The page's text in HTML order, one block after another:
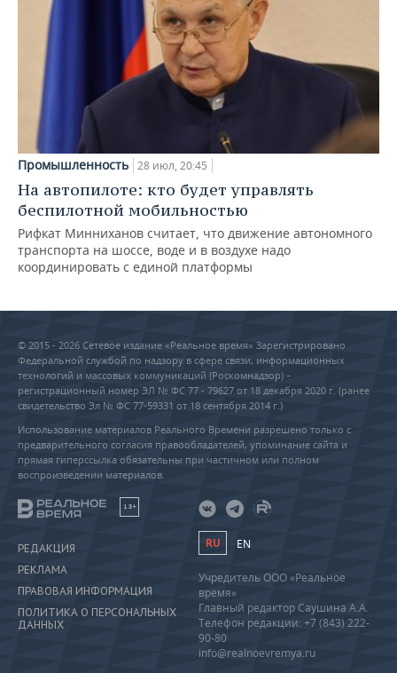
Промышленность 28 июл, 20:45
На автопилоте: кто будет управлять
беспилотной мобильностью
Рифкат Минниханов считает, что движение автономного
транспорта на шоссе, воде и в воздухе надо
координировать с единой платформы
© 2015 - 2026 Сетевое издание «Реальное время» Зарегистрировано
Федеральной службой по надзору в сфере связи, информационных
технологий и массовых коммуникаций (Роскомнадзор) –
регистрационный номер ЭЛ № ФС 77 - 79627 от 18 декабря 2020 г. (ранее
свидетельство Эл № ФС 77-59331 от 18 сентября 2014 г.)
Использование материалов Реального Времени разрешено только с
предварительного согласия правообладателей, упоминание сайта и
прямая гиперссылка обязательны при частичном или полном
воспроизведении материалов.
18+
РЕДАКЦИЯ
РЕКЛАМА
ПРАВОВАЯ ИНФОРМАЦИЯ
ПОЛИТИКА О ПЕРСОНАЛЬНЫХ
ДАННЫХ
RU EN
Учредитель ООО «Реальное
время»
Главный редактор Саушина А.А.
Телефон редакции: +7 (843) 222-
90-80
info@realnoevremya.ru